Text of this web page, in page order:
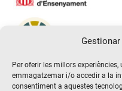
Per oferir les millors
emmagatzemar i/o accedir a la
consentiment a aquestes